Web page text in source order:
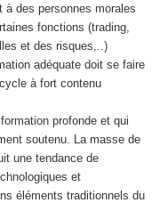
à des personnes morales
fonctions (trading,
et des risques,..)
adéquate doit se faire
à fort contenu
profonde et qui
soutenu. La masse de
une tendance de
et
éléments traditionnels du